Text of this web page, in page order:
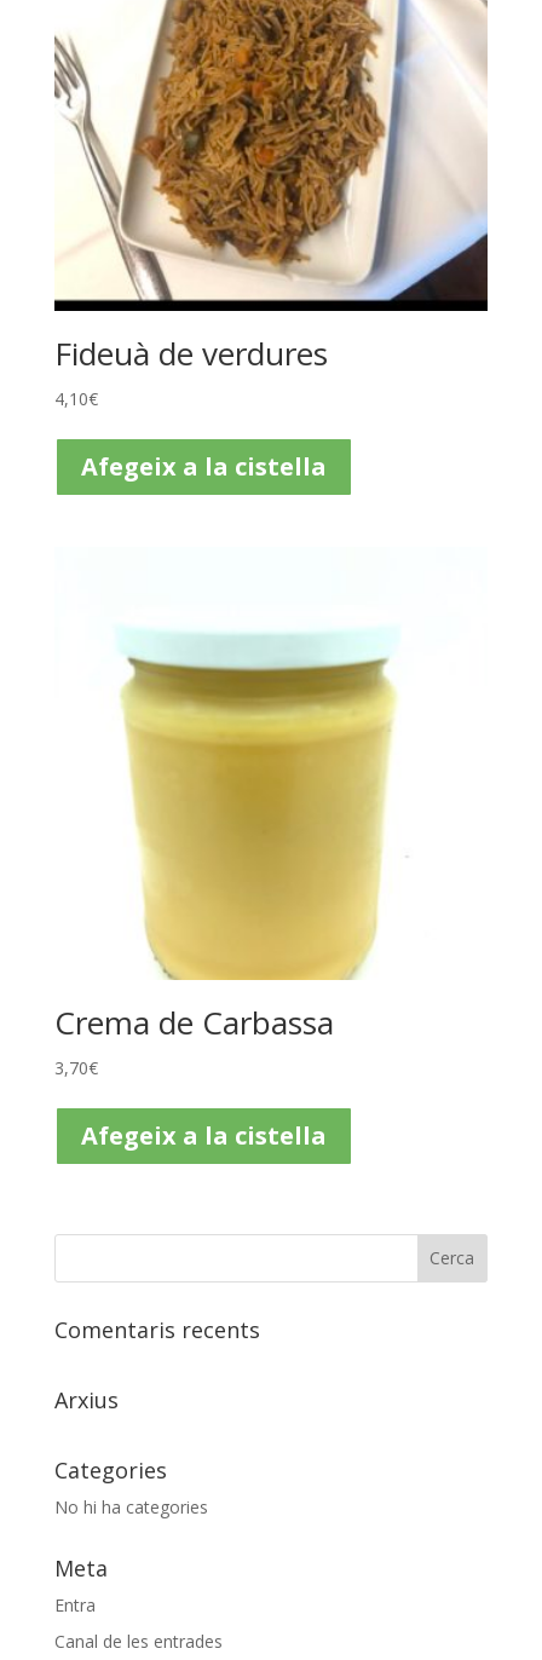
Fideuà de verdures
4,10€
Afegeix a la cistella
Crema de Carbassa
3,70€
Afegeix a la cistella
Comentaris recents
Arxius
Categories
No hi ha categories
Meta
Entra
Canal de les entrades